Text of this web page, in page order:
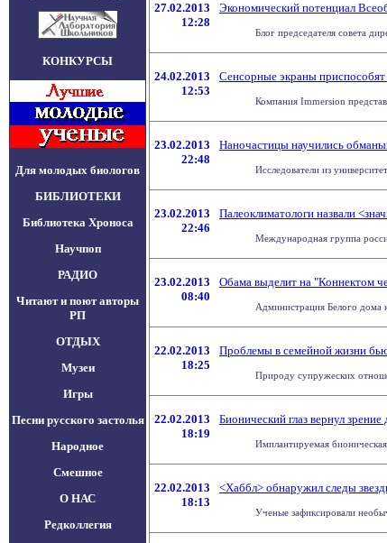
КОНКУРСЫ
Для молодых биологов
БИБЛИОТЕКИ
Библиотека Хроноса
Научпоп
РАДИО
Читают и поют авторы
РП
ОТДЫХ
Музеи
Игры
Песни русского застолья
Народное
Смешное
О НАС
Редколлегия
27.02.2013
12:28
Экономический потенциал
Блог председателя совета
24.02.2013
12:53
Сенсорные экраны
Компания Immersion
23.02.2013
22:48
Наночастицы научились
Исследователи из
23.02.2013
22:46
Палеоклиматологи назвали
Международная группа
23.02.2013
08:40
Обама выделит на "Коннектом
Администрация Белого дома
22.02.2013
18:25
Проблемы в семейной жизни
Природу супружеских
22.02.2013
18:19
Бионический глаз вернул
Имплантируемая
22.02.2013
18:13
<Хаббл> обнаружил следы
Ученые зафиксировали